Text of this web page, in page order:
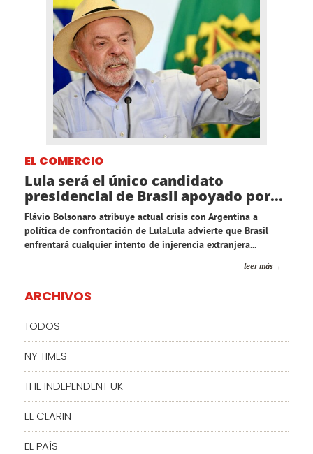
EL COMERCIO
Lula será el único candidato
presidencial de Brasil apoyado por...
Flávio Bolsonaro atribuye actual crisis con Argentina a
política de confrontación de LulaLula advierte que Brasil
enfrentará cualquier intento de injerencia extranjera...
leer más
ARCHIVOS
TODOS
NY TIMES
THE INDEPENDENT UK
EL CLARIN
EL PAÍS